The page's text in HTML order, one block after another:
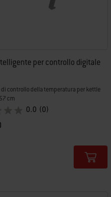
per controllo digitale
controllo della temperatura per kettle
cm
0.0 (0)